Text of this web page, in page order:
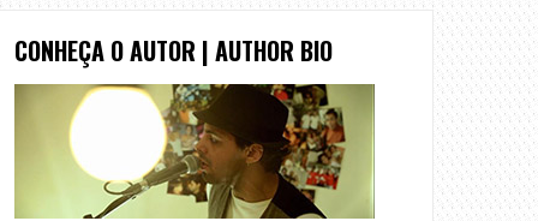
CONHEÇA O AUTOR | AUTHOR BIO